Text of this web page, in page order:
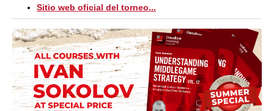
Sitio web oficial del torneo...